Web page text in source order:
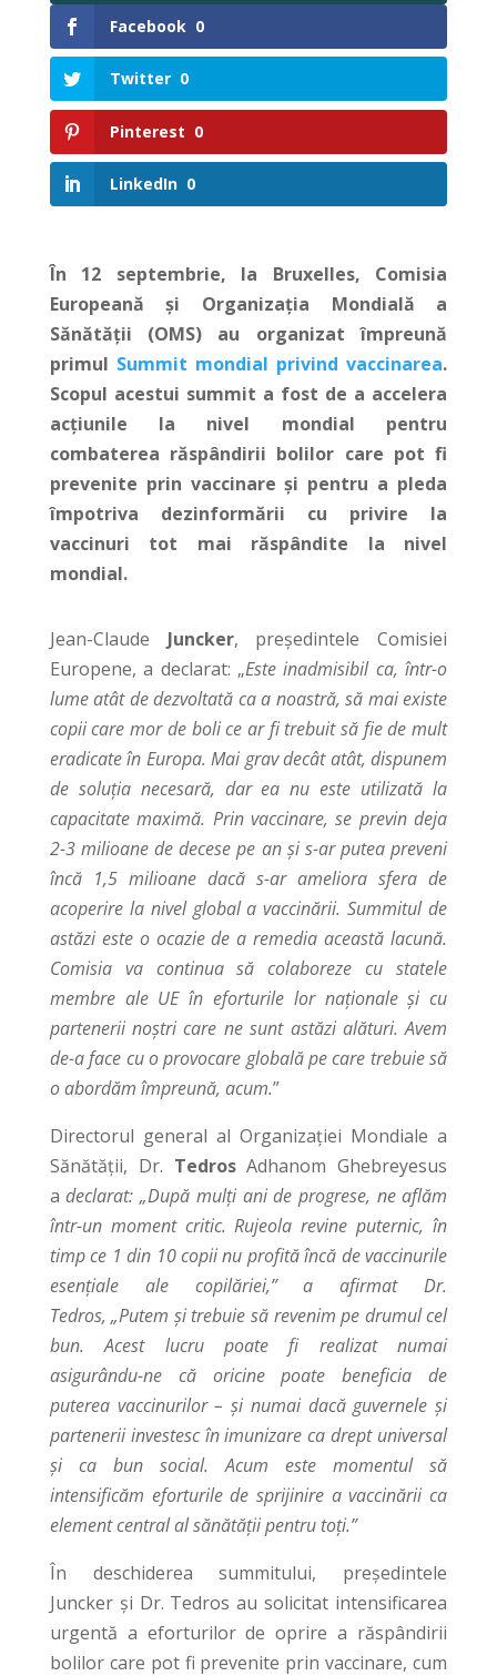
Facebook 0
Twitter 0
Pinterest 0
LinkedIn 0
În 12 septembrie, la Bruxelles, Comisia
Europeană și Organizația Mondială a
Sănătății (OMS) au organizat împreună
primul Summit mondial privind vaccinarea.
Scopul acestui summit a fost de a accelera
acțiunile la nivel mondial pentru
combaterea răspândirii bolilor care pot fi
prevenite prin vaccinare și pentru a pleda
împotriva dezinformării cu privire la
vaccinuri tot mai răspândite la nivel
mondial.
Jean-Claude Juncker, președintele Comisiei
Europene, a declarat: „Este inadmisibil ca, într-o
lume atât de dezvoltată ca a noastră, să mai existe
copii care mor de boli ce ar fi trebuit să fie de mult
eradicate în Europa. Mai grav decât atât, dispunem
de soluția necesară, dar ea nu este utilizată la
capacitate maximă. Prin vaccinare, se previn deja
2-3 milioane de decese pe an și s-ar putea preveni
încă 1,5 milioane dacă s-ar ameliora sfera de
acoperire la nivel global a vaccinării. Summitul de
astăzi este o ocazie de a remedia această lacună.
Comisia va continua să colaboreze cu statele
membre ale UE în eforturile lor naționale și cu
partenerii noștri care ne sunt astăzi alături. Avem
de-a face cu o provocare globală pe care trebuie să
o abordăm împreună, acum.”
Directorul general al Organizației Mondiale a
Sănătății, Dr. TedrosAdhanom Ghebreyesus
adeclarat: „După mulți ani de progrese, ne aflăm
într-un moment critic. Rujeola revine puternic, în
timp ce 1 din 10 copii nu profită încă de vaccinurile
esențiale ale copilăriei,” a afirmat Dr.
Tedros, „Putem și trebuie să revenim pe drumul cel
bun. Acest lucru poate fi realizat numai
asigurându-ne că oricine poate beneficia de
puterea vaccinurilor – și numai dacă guvernele și
partenerii investesc în imunizare ca drept universal
și ca bun social. Acum este momentul să
intensificăm eforturile de sprijinire a vaccinării ca
element central al sănătății pentru toți.”
În deschiderea summitului, președintele
Juncker și Dr. Tedros au solicitat intensificarea
urgentă a eforturilor de oprire a răspândirii
bolilor care pot fi prevenite prin vaccinare, cum